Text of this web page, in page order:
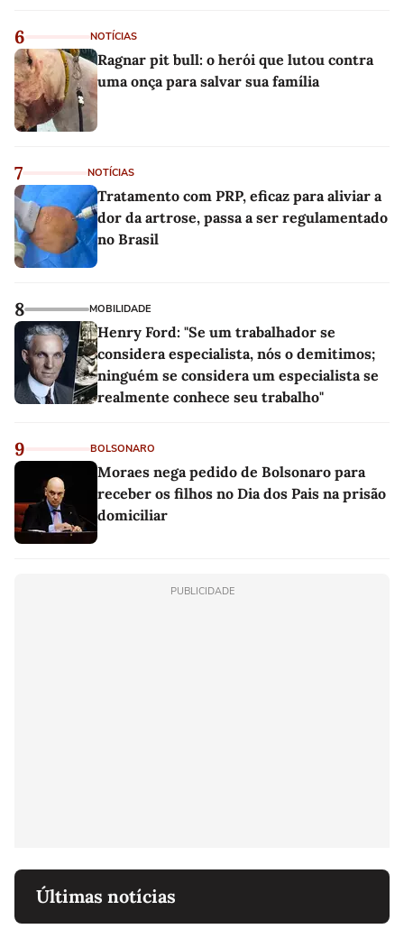
6 NOTÍCIAS
Ragnar pit bull: o herói que lutou contra
uma onça para salvar sua família
7 NOTÍCIAS
Tratamento com PRP, eficaz para aliviar a
dor da artrose, passa a ser regulamentado
no Brasil
8 MOBILIDADE
Henry Ford: "Se um trabalhador se
considera especialista, nós o demitimos;
ninguém se considera um especialista se
realmente conhece seu trabalho"
9 BOLSONARO
Moraes nega pedido de Bolsonaro para
receber os filhos no Dia dos Pais na prisão
domiciliar
PUBLICIDADE
Últimas notícias